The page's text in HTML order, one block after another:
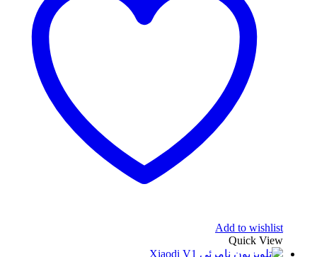
Add to wishlist
Quick View